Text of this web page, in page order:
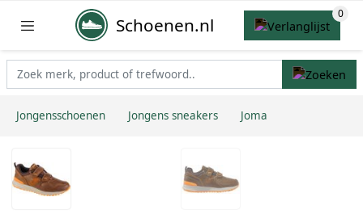
Schoenen.nl
Jongensschoenen Jongens sneakers Joma